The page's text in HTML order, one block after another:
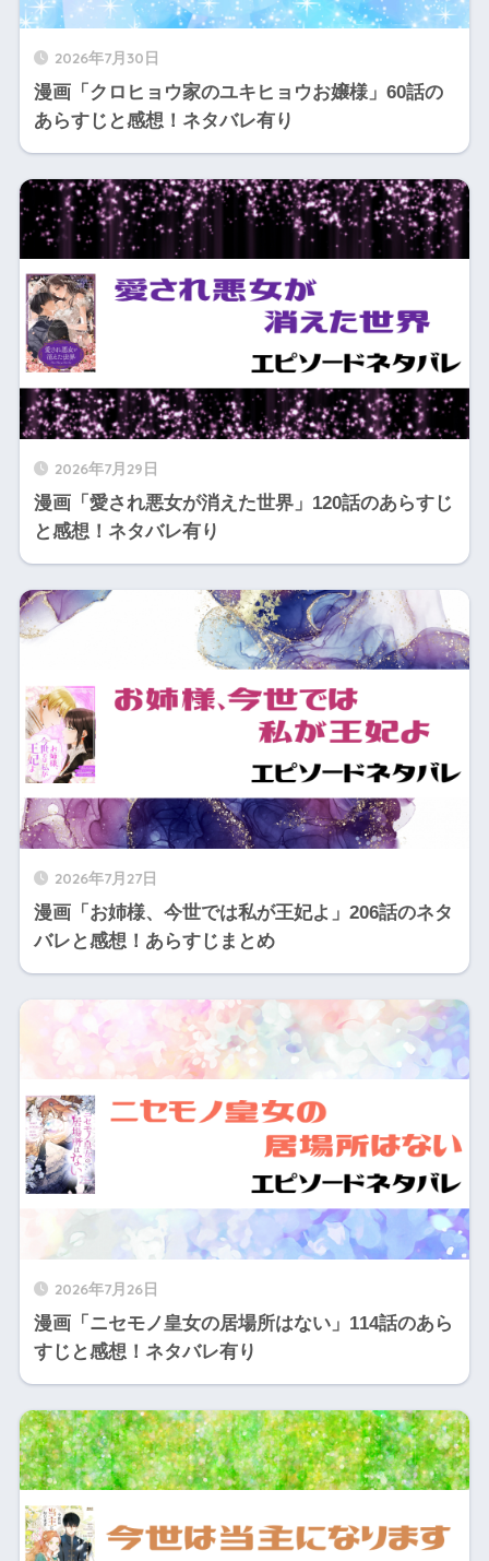
2026年7月30日
漫画「クロヒョウ家のユキヒョウお嬢様」60話の
あらすじと感想！ネタバレ有り
2026年7月29日
漫画「愛され悪女が消えた世界」120話のあらすじ
と感想！ネタバレ有り
2026年7月27日
漫画「お姉様、今世では私が王妃よ」206話のネタ
バレと感想！あらすじまとめ
2026年7月26日
漫画「ニセモノ皇女の居場所はない」114話のあら
すじと感想！ネタバレ有り